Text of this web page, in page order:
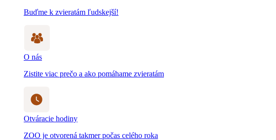
Buďme k zvieratám ľudskejší!
O nás
Zistite viac prečo a ako pomáhame zvieratám
Otváracie hodiny
ZOO je otvorená takmer počas celého roka